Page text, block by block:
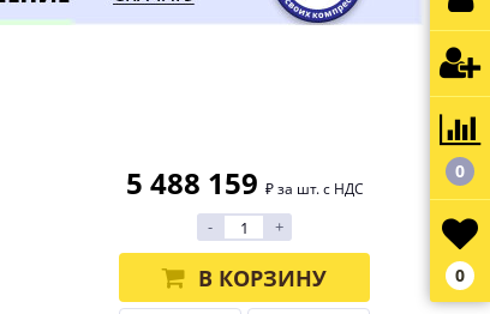
5 488 159 ₽ за шт. с НДС
- +
В КОРЗИНУ
0
0